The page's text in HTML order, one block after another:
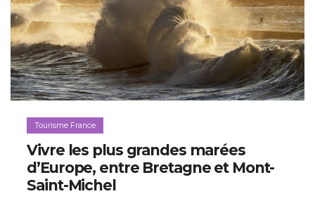
Tourisme France
Vivre les plus grandes marées
d’Europe, entre Bretagne et Mont-
Saint-Michel